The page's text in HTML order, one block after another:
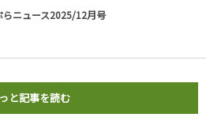
らニュース2025/12月号
と記事を読む